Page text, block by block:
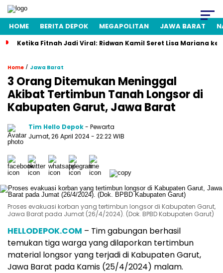
HOME BERITA DEPOK MEGAPOLITAN JAWA BARAT
Ketika Fitnah Jadi Viral: Ridwan Kamil Seret Lisa Mariana ke
Home / Jawa Barat
3 Orang Ditemukan Meninggal
Akibat Tertimbun Tanah Longsor di
Kabupaten Garut, Jawa Barat
Tim Hello Depok- Pewarta
Jumat, 26 April 2024 - 22:22 WIB
Proses evakuasi korban yang tertimbun longsor di Kabupaten Garut,
Jawa Barat pada Jumat (26/4/2024). (Dok. BPBD Kabupaten Garut)
HELLODEPOK.COM – Tim gabungan berhasil
temukan tiga warga yang dilaporkan tertimbun
material longsor yang terjadi di Kabupaten Garut,
Jawa Barat pada Kamis (25/4/2024) malam.